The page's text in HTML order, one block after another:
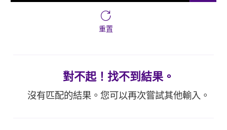
重置
對不起！找不到結果。
沒有匹配的結果。您可以再次嘗試其他輸入。